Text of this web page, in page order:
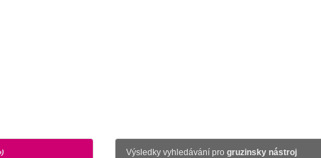
Výsledky vyhledávání progruzinsky nástroj